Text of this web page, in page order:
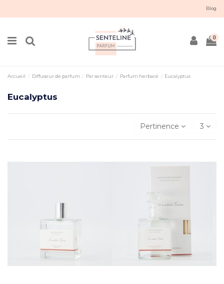
Blog
0
Accueil Diffuseur de parfum Par senteur Parfum herbacé Eucalyptus
Eucalyptus
Pertinence 3